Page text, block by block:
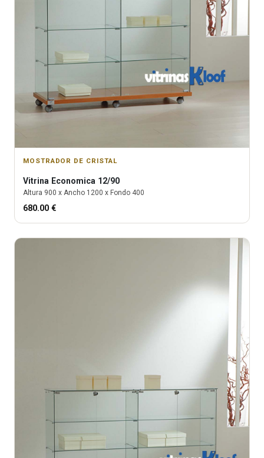
MOSTRADOR DE CRISTAL
Vitrina Economica 12/90
Altura 900 x Ancho 1200 x Fondo 400
680.00 €